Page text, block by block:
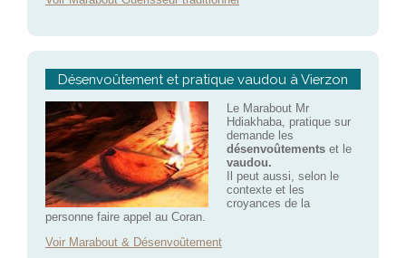
Désenvoûtement et pratique vaudou à Vierzon
Le Marabout Mr
Hdiakhaba, pratique sur
demande les
désenvoûtementset le
vaudou.
Il peut aussi, selon le
contexte et les
croyances de la
personne faire appel au Coran.
Voir Marabout & Désenvoûtement